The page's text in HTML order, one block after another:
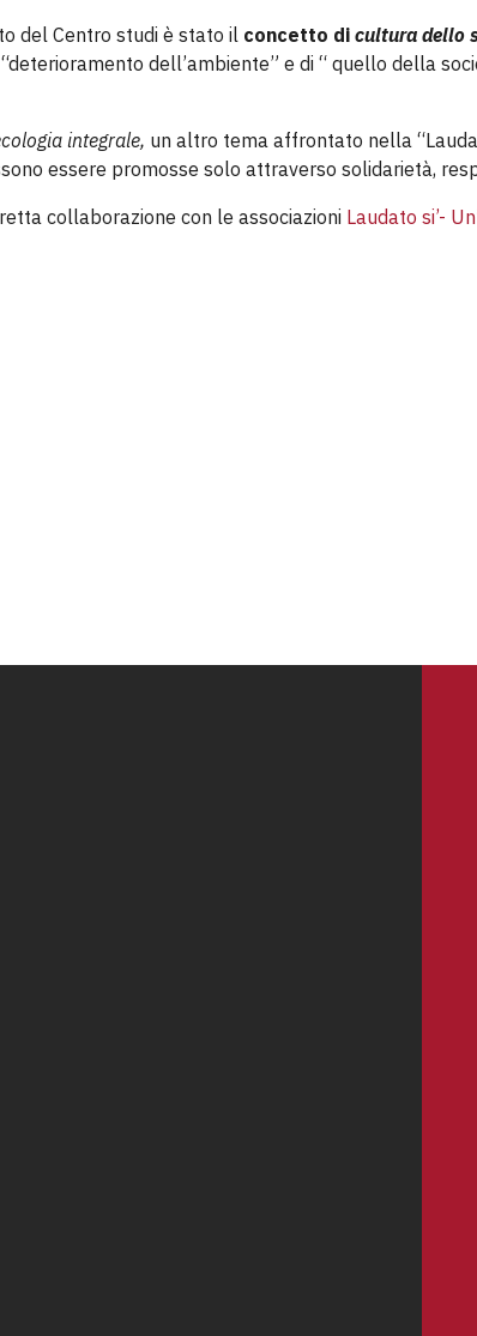
del Centro studi è stato il concetto di cultura dello
dell’ambiente” e di “ quello della
integrale, un altro tema affrontato nella
essere promosse solo attraverso solidarietà,
collaborazione con le associazioni Laudato si’-